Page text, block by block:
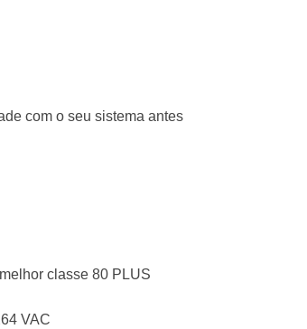
com o seu sistema antes
classe 80 PLUS
VAC